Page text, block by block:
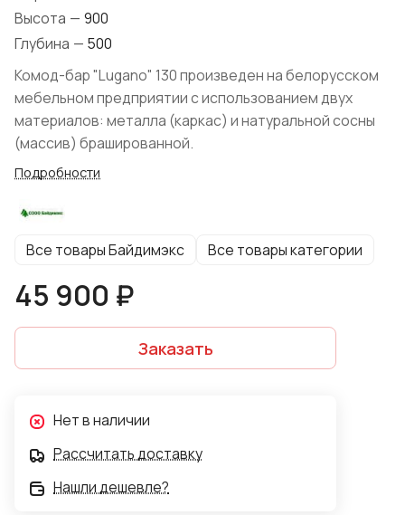
Высота — 900
Глубина — 500
Комод-бар "Lugano" 130 произведен на белорусском
мебельном предприятии с использованием двух
материалов: металла (каркас) и натуральной сосны
(массив) брашированной.
Подробности
Все товары Байдимэкс Все товары категории
45 900 ₽
Заказать
Нет в наличии
Рассчитать доставку
Нашли дешевле?